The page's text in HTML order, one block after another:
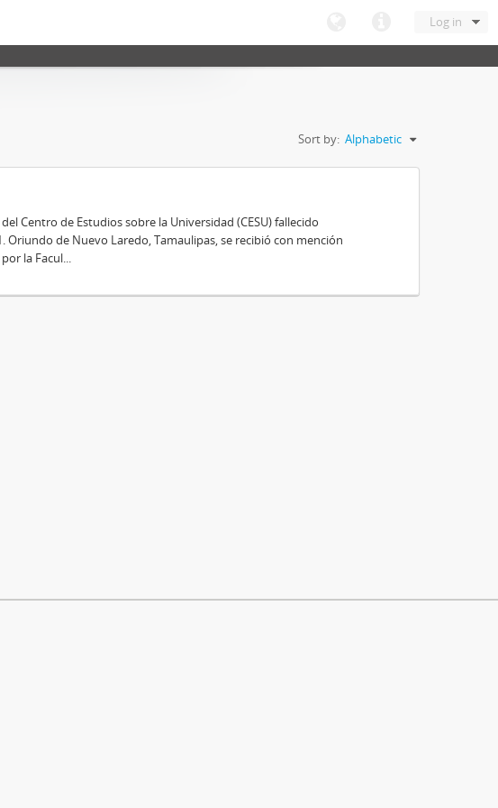
Log in
Sort by: Alphabetic
Centro de Estudios sobre la Universidad (CESU) fallecido
Oriundo de Nuevo Laredo, Tamaulipas, se recibió con mención
la Facul...